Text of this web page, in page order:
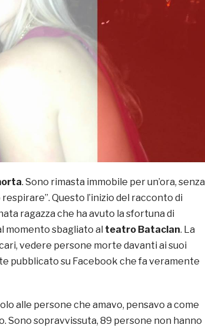
. Sono rimasta immobile per un’ora, senza
Questo l’inizio del racconto di
ragazza che ha avuto la sfortuna di
momento sbagliato al teatro Bataclan. La
vedere persone morte davanti ai suoi
pubblicato su Facebook che fa veramente
alle persone che amavo, pensavo a come
Sono sopravvissuta, 89 persone non hanno